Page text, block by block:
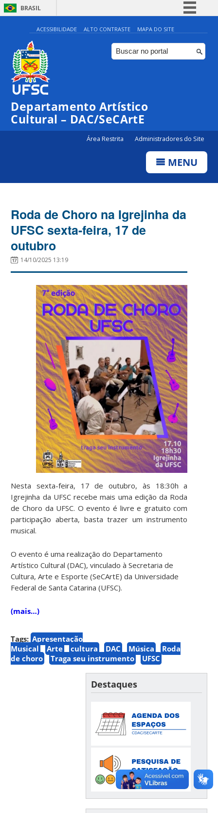
BRASIL
Simplifique!
Comunica BR
Participe
Canais
ACESSIBILIDADE ALTO CONTRASTE MAPA DO SITE
Departamento Artístico
Cultural – DAC/SeCArtE
Área Restrita Administradores do Site
MENU
Roda de Choro na Igrejinha da
UFSC sexta-feira, 17 de
outubro
14/10/2025 13:19
Nesta sexta-feira, 17 de outubro, às 18:30h a
Igrejinha da UFSC recebe mais uma edição da Roda
de Choro da UFSC. O evento é livre e gratuito com
participação aberta, basta trazer um instrumento
musical.
O evento é uma realização do Departamento
Artístico Cultural (DAC), vinculado à Secretaria de
Cultura, Arte e Esporte (SeCArtE) da Universidade
Federal de Santa Catarina (UFSC).
(mais…)
Tags: Apresentação
Musical
Arte cultura DAC Música
Roda
de choro
Traga seu instrumento UFSC
Destaques